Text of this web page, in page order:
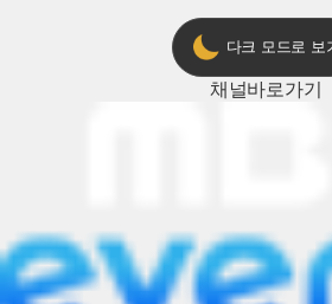
다크 모드로 보
채널바로가기